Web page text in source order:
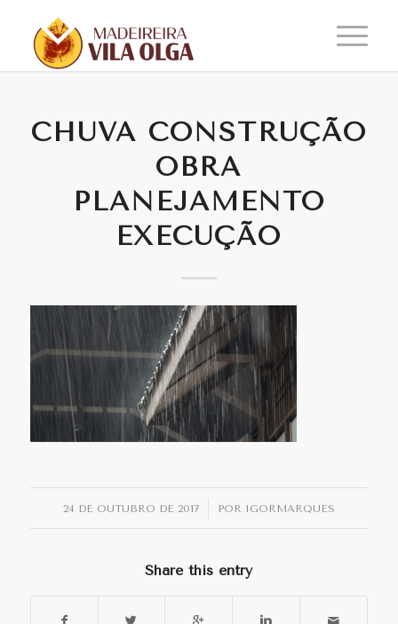
CHUVA CONSTRUÇÃO
OBRA
PLANEJAMENTO
EXECUÇÃO
24 DE OUTUBRO DE 2017
/ POR IGORMARQUES
Share this entry